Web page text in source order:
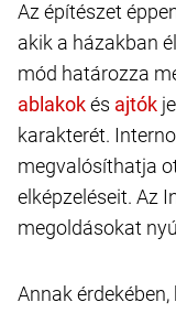
Az építészet
akik a házakban
mód határozza
és
karakterét.
megvalósíthatja
elképzeléseit. Az
megoldásokat
Annak